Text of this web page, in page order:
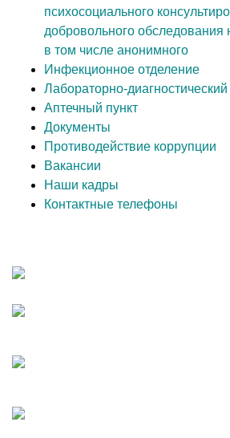
психосоциального
добровольного
в том числе анонимного
Инфекционное отделение
Лабораторно-диагностический
Аптечный пункт
Документы
Противодействие коррупции
Вакансии
Наши кадры
Контактные телефоны